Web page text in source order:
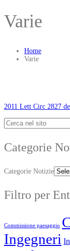
Varie
Home
Varie
2011 Lett Circ 2827
Categorie
Categorie Notizie
Filtro per
Commissione paesaggio
Ingegneri